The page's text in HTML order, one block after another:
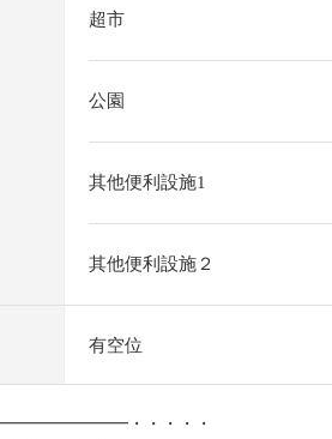
超市
公園
其他便利設施1
其他便利設施２
有空位
・・・・・